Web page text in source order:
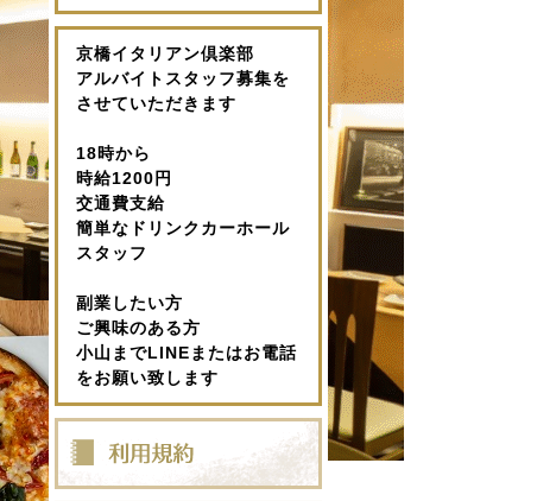
京橋イタリアン倶楽部
アルバイトスタッフ募集を
させていただきます
18時から
時給1200円
交通費支給
簡単なドリンクカーホール
スタッフ
副業したい方
ご興味のある方
小山までLINEまたはお電話
をお願い致します